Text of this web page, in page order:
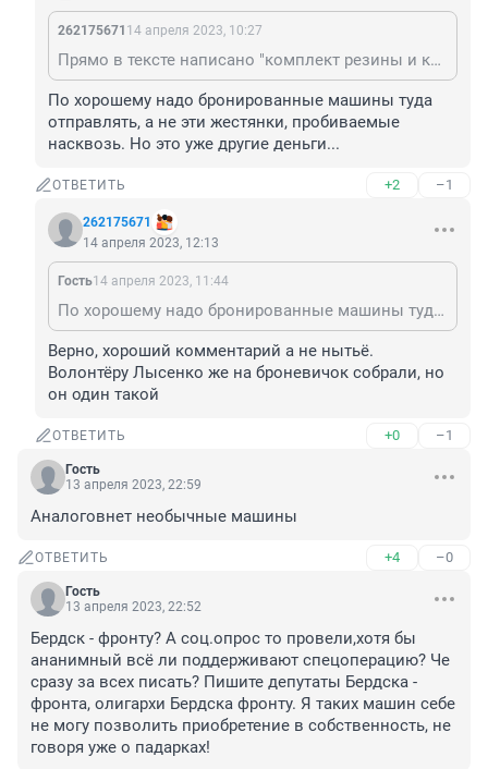
262175671 14 апреля 2023, 10:27
Прямо в тексте написано "комплект резины и ключей". Умеют, найдутся кому починить.
По хорошему надо бронированные машины туда
отправлять, а не эти жестянки, пробиваемые
насквозь. Но это уже другие деньги...
ОТВЕТИТЬ +2 –1
262175671
14 апреля 2023, 12:13
Гость14 апреля 2023, 11:44
По хорошему надо бронированные машины туда отправлять, а не эти жестянки, пробиваемые насквозь. Но это уже другие деньги...
Верно, хороший комментарий а не нытьё.
Волонтёру Лысенко же на броневичок собрали, но
он один такой
ОТВЕТИТЬ +0 –1
Гость
13 апреля 2023, 22:59
Аналоговнет необычные машины
ОТВЕТИТЬ +4 –0
Гость
13 апреля 2023, 22:52
Бердск - фронту? А соц.опрос то провели,хотя бы
ананимный всё ли поддерживают спецоперацию? Че
сразу за всех писать? Пишите депутаты Бердска -
фронта, олигархи Бердска фронту. Я таких машин себе
не могу позволить приобретение в собственность, не
говоря уже о падарках!